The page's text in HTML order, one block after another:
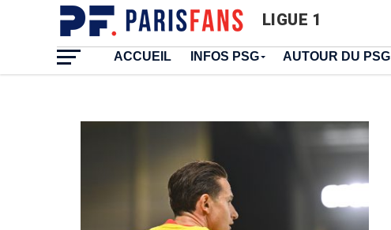
LIGUE 1
ACCUEIL INFOS PSG AUTOUR DU PSG